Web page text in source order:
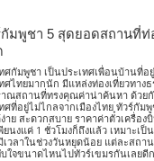
มพูชา 5 สุดยอดสถานที่ท่
ศกัมพูชา เป็นประเทศเพื่อนบ้านที่อ
ศไทยมากนัก มีแหล่งท่องเที่ยวทาง
ณสถานที่ทรงคุณค่าน่าค้นหา ด้วย
ศที่อยู่ไม่ไกลจากเมืองไทย ทัวร์กัม
าย สะดวกสบาย ราคาค่าตั๋วเครื่อง
ยนงแค่ 1 ชั่วโมงก็ถึงแล้ว เหมาะเป็
วลาในช่วงวันหยุดน้อย แต่ละสถา
ใจขนาดไหนไปทัวร์เขมรกันเลยดี